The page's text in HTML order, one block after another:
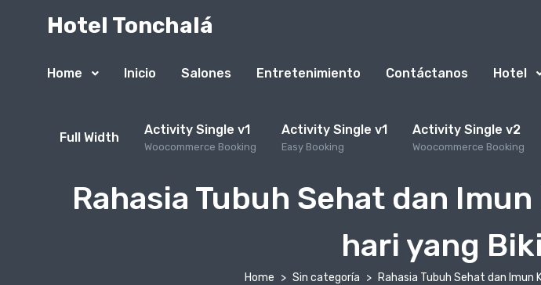
Hotel Tonchalá
Home Inicio Salones Entretenimiento Contáctanos Hotel
Full Width Activity Single v1
Woocommerce Booking
Activity Single v1
Easy Booking
Activity Single v2
Woocommerce Booking
Rahasia Tubuh Sehat dan
hari yang
Home Sin categoría Rahasia Tubuh Sehat dan Imun